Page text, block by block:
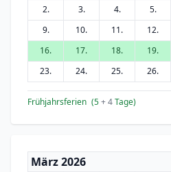
2.
3. 4. 5.
9.
10. 11. 12.
16.
17. 18. 19.
23.
24. 25. 26.
Frühjahrsferien (5+ 4Tage)
März 2026